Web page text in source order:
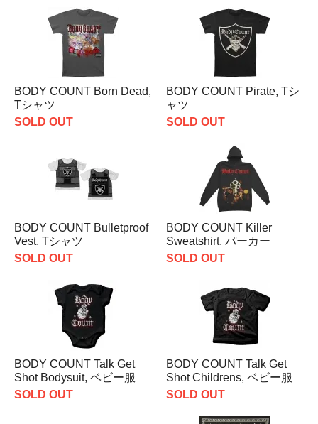
BODY COUNT Born Dead,
Tシャツ
SOLD OUT
BODY COUNT Pirate, Tシ
ャツ
SOLD OUT
BODY COUNT Bulletproof
Vest, Tシャツ
SOLD OUT
BODY COUNT Killer
Sweatshirt, パーカー
SOLD OUT
BODY COUNT Talk Get
Shot Bodysuit, ベビー服
SOLD OUT
BODY COUNT Talk Get
Shot Childrens, ベビー服
SOLD OUT